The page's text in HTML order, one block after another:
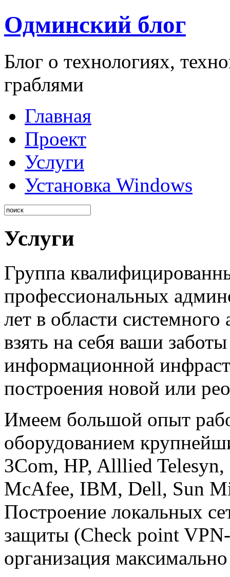
Одминский блог
Блог о технологиях,
граблями
Главная
Проект
Услуги
Установка Windows
Услуги
Группа
профессиональных
лет в области
взять на себя ваши
информационной
построения новой или
Имеем большой опыт
оборудованием
3Com, HP, Alllied
McAfee, IBM, Dell, Sun
Построение локальных
защиты (Check point
организация